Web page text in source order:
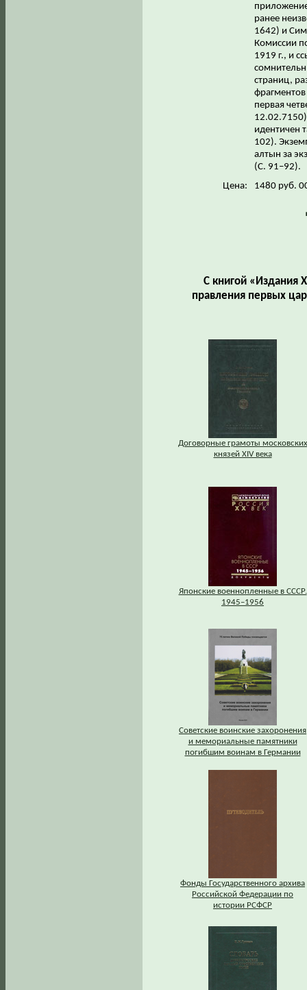
ранее
1642) и
Комиссии
1919 г., и
страниц,
первая
идентичен
102).
алтын за
(С. 91–92).
Цена:
1480 руб.
С книгой «Издания
правления первых
Договорные грамоты московских
князей XIV века
Японские военнопленные в СССР.
1945–1956
Советские воинские захоронения
и мемориальные памятники
погибшим воинам в Германии
Фонды Государственного архива
Российской Федерации по
истории РСФСР